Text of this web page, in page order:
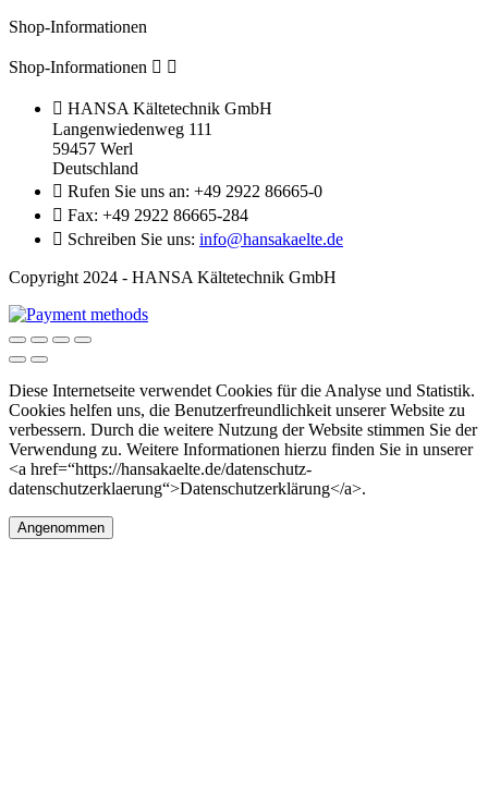
Shop-Informationen
Shop-Informationen  
 HANSA Kältetechnik GmbH
Langenwiedenweg 111
59457 Werl
Deutschland
 Rufen Sie uns an: +49 2922 86665-0
 Fax: +49 2922 86665-284
 Schreiben Sie uns: info@hansakaelte.de
Copyright 2024 - HANSA Kältetechnik GmbH
Diese Internetseite verwendet Cookies für die Analyse und Statistik.
Cookies helfen uns, die Benutzerfreundlichkeit unserer Website zu
verbessern. Durch die weitere Nutzung der Website stimmen Sie der
Verwendung zu. Weitere Informationen hierzu finden Sie in unserer
<a href=“https://hansakaelte.de/datenschutz-
datenschutzerklaerung“>Datenschutzerklärung</a>.
Angenommen